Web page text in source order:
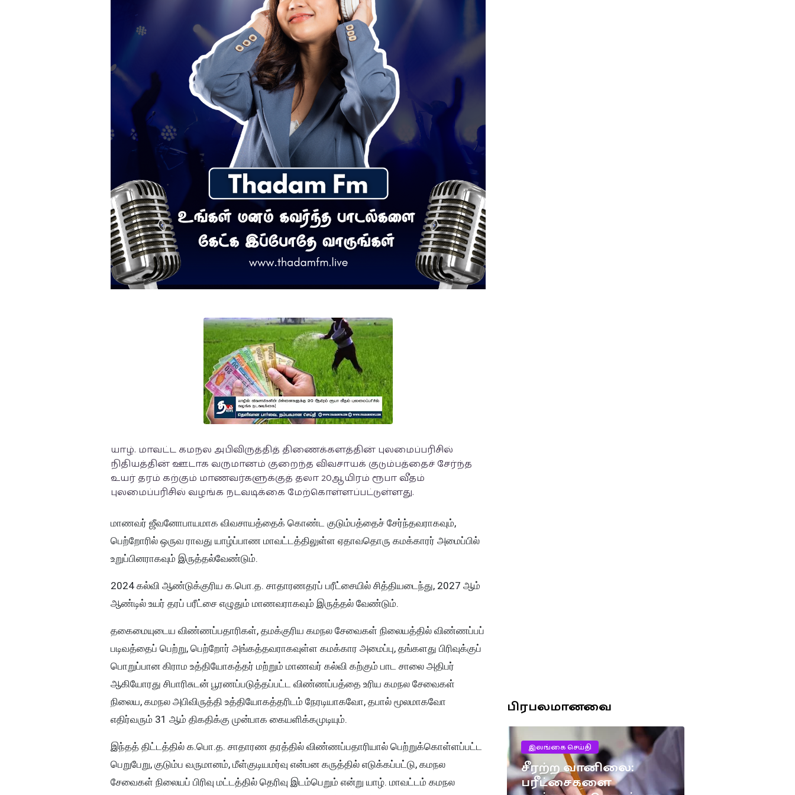
யாழ். மாவட்ட கமநல அபிவிருத்தித் திணைக்களத்தின் புலமைப்பரிசில்
நிதியத்தின் ஊடாக வருமானம் குறைந்த விவசாயக் குடும்பத்தைச் சேர்ந்த
உயர் தரம் கற்கும் மாணவர்களுக்குத் தலா 20ஆயிரம் ரூபா வீதம்
புலமைப்பரிசில் வழங்க நடவடிக்கை மேற்கொள்ளப்பட்டுள்ளது.
மாணவர் ஜீவனோபாயமாக விவசாயத்தைக் கொண்ட குடும்பத்தைச் சேர்ந்தவராகவும்,
பெற்றோரில் ஒருவ ராவது யாழ்ப்பாண மாவட்டத்திலுள்ள ஏதாவதொரு கமக்காரர் அமைப்பில்
உறுப்பினராகவும் இருத்தல்வேண்டும்.
2024 கல்வி ஆண்டுக்குரிய க.பொ.த. சாதாரணதரப் பரீட்சையில் சித்தியடைந்து, 2027 ஆம்
ஆண்டில் உயர் தரப் பரீட்சை எழுதும் மாணவராகவும் இருத்தல் வேண்டும்.
தகைமையுடைய விண்ணப்பதாரிகள், தமக்குரிய கமநல சேவைகள் நிலையத்தில் விண்ணப்பப்
படிவத்தைப் பெற்று, பெற்றோர் அங்கத்தவராகவுள்ள கமக்கார அமைப்பு, தங்களது பிரிவுக்குப்
பொறுப்பான கிராம உத்தியோகத்தர் மற்றும் மாணவர் கல்வி கற்கும் பாட சாலை அதிபர்
ஆகியோரது சிபாரிசுடன் பூரணப்படுத்தப்பட்ட விண்ணப்பத்தை உரிய கமநல சேவைகள்
நிலைய, கமநல அபிவிருத்தி உத்தியோகத்தரிடம் நேரடியாகவோ, தபால் மூலமாகவோ
எதிர்வரும் 31 ஆம் திகதிக்கு முன்பாக கையளிக்கமுடியும்.
இந்தத் திட்டத்தில் க.பொ.த. சாதாரண தரத்தில் விண்ணப்பதாரியால் பெற்றுக்கொள்ளப்பட்ட
பெறுபேறு, குடும்ப வருமானம், மீள்குடியமர்வு என்பன கருத்தில் எடுக்கப்பட்டு, கமநல
சேவைகள் நிலையப் பிரிவு மட்டத்தில் தெரிவு இடம்பெறும் என்று யாழ். மாவட்டம் கமநல
பிரபலமானவை
இலங்கை செய்தி
சீரற்ற வானிலை:
பரீட்சைகளை